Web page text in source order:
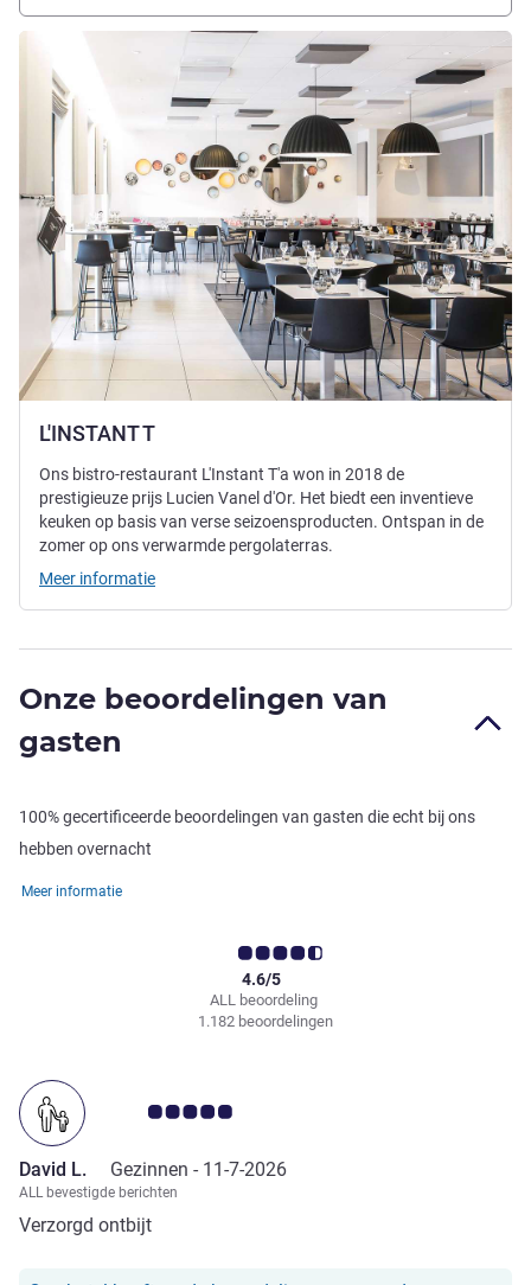
L'INSTANT T
Meer informatie
Ons bistro-restaurant L'Instant T'a won in 2018 de
prestigieuze prijs Lucien Vanel d'Or. Het biedt een inventieve
keuken op basis van verse seizoensproducten. Ontspan in de
zomer op ons verwarmde pergolaterras.
Meer informatie
Onze beoordelingen van
gasten
100% gecertificeerde beoordelingen van gasten die echt bij ons
hebben overnacht
Meer informatie
ALL beoordeling
4.6/5
1.182 beoordelingen
Avis-klantbeoordeling 5.0/5
David L. Gezinnen - 11-7-2026
ALL bevestigde berichten
Verzorgd ontbijt